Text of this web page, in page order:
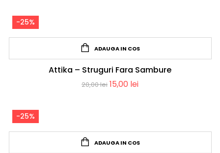
-25%
ADAUGA IN COS
Attika – Struguri Fara Sambure
20,00lei 15,00 lei
-25%
ADAUGA IN COS